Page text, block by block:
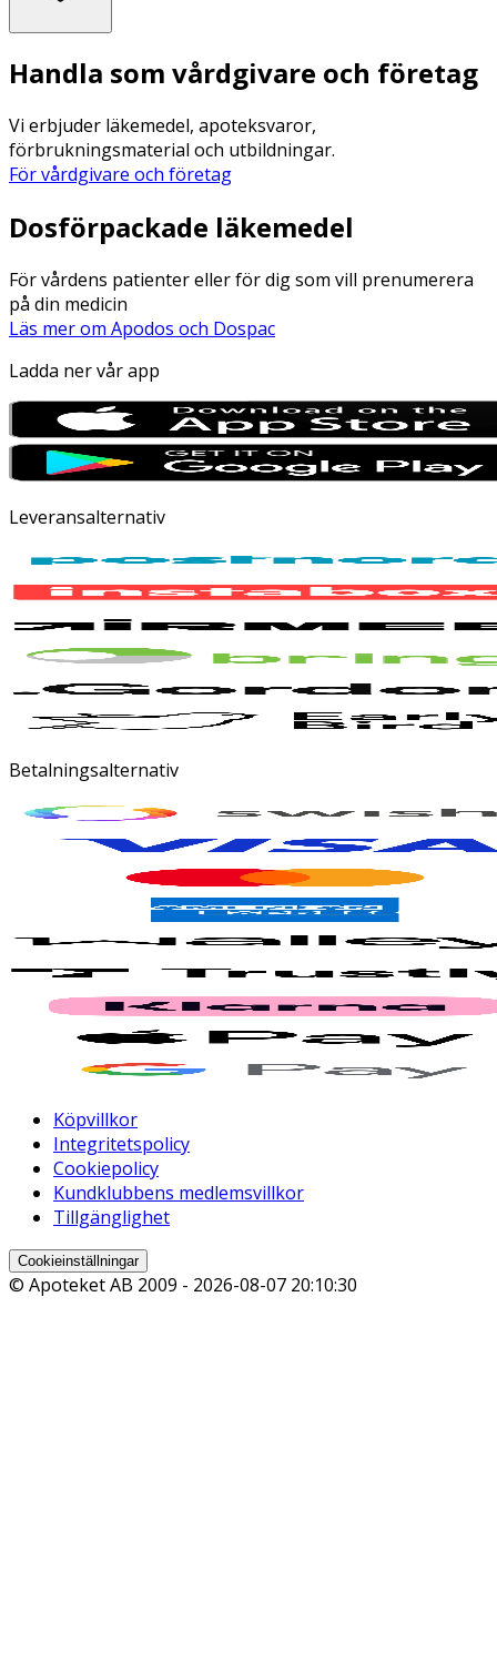
Handla som vårdgivare och företag
Vi erbjuder läkemedel, apoteksvaror,
förbrukningsmaterial och utbildningar.
För vårdgivare och företag
Dosförpackade läkemedel
För vårdens patienter eller för dig som vill prenumerera
på din medicin
Läs mer om Apodos och Dospac
Ladda ner vår app
Leveransalternativ
Betalningsalternativ
Köpvillkor
Integritetspolicy
Cookiepolicy
Kundklubbens medlemsvillkor
Tillgänglighet
Cookieinställningar
© Apoteket AB 2009 - 2026-08-07 20:10:30